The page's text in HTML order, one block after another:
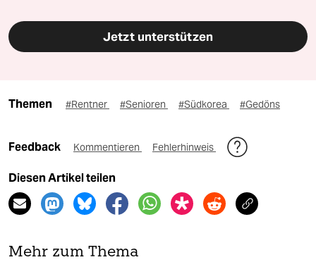
Jetzt unterstützen
Themen #Rentner #Senioren #Südkorea #Gedöns
Feedback Kommentieren Fehlerhinweis
Diesen Artikel teilen
Mehr zum Thema